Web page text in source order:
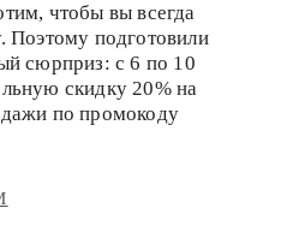
чтобы вы всегда
Поэтому подготовили
сюрприз: с 6 по 10
скидку 20% на
по промокоду